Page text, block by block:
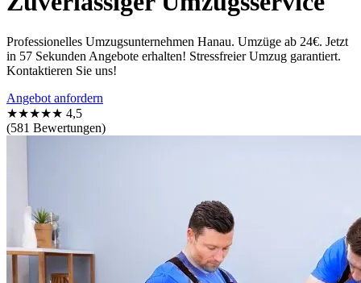
Professionelles Umzugsunternehmen Hanau. Umzüge ab 24€. Jetzt
in 57 Sekunden Angebote erhalten! Stressfreier Umzug garantiert.
Kontaktieren Sie uns!
Angebot anfordern
★★★★★ 4,5
(581 Bewertungen)